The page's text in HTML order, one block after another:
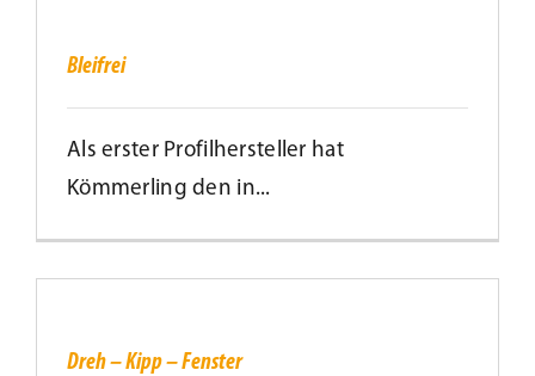
Bleifrei
Als erster Profilhersteller hat
Kömmerling den in...
Dreh
–
Fenster
Dreh – Kipp – Fenster